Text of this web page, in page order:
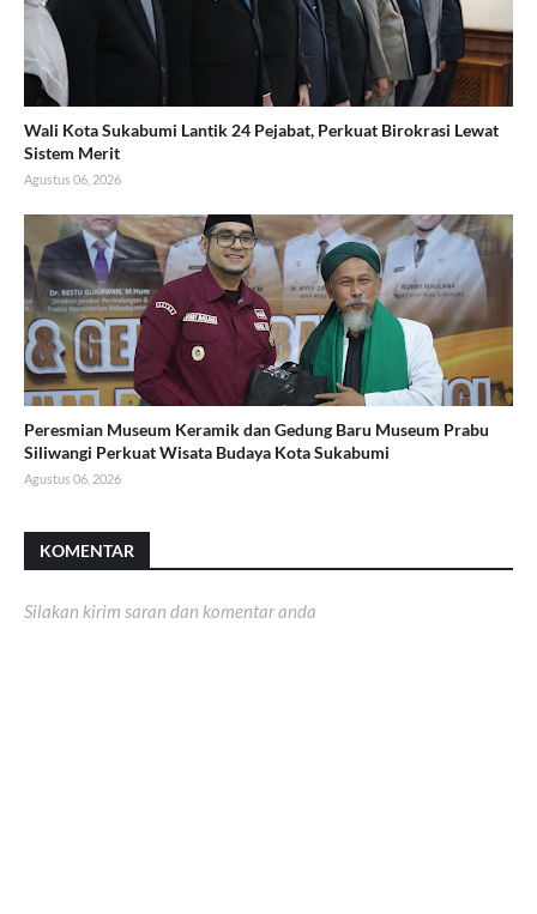
Wali Kota Sukabumi Lantik 24 Pejabat, Perkuat Birokrasi Lewat
Sistem Merit
Agustus 06, 2026
Peresmian Museum Keramik dan Gedung Baru Museum Prabu
Siliwangi Perkuat Wisata Budaya Kota Sukabumi
Agustus 06, 2026
KOMENTAR
Silakan kirim saran dan komentar anda